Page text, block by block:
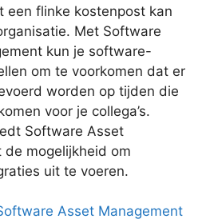
een flinke kostenpost kan
Met Software
kun je software-
om te voorkomen dat er
worden op tijden die
voor je collega’s.
Software Asset
de mogelijkheid om
uit te voeren.
Asset Management